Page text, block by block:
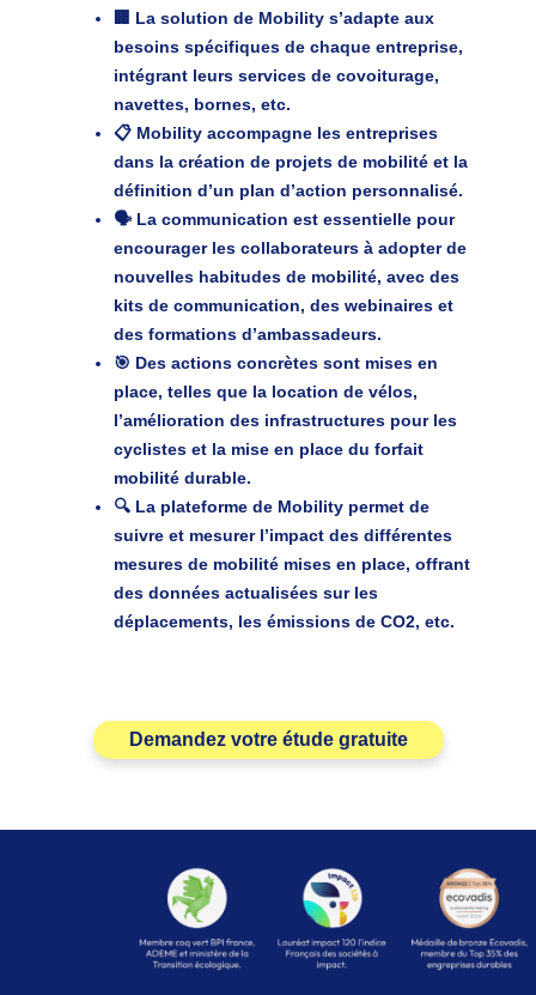
🏢 La solution de Mobility s’adapte aux
besoins spécifiques de chaque entreprise,
intégrant leurs services de covoiturage,
navettes, bornes, etc.
📋 Mobility accompagne les entreprises
dans la création de projets de mobilité et la
définition d’un plan d’action personnalisé.
🗣️ La communication est essentielle pour
encourager les collaborateurs à adopter de
nouvelles habitudes de mobilité, avec des
kits de communication, des webinaires et
des formations d’ambassadeurs.
🎯 Des actions concrètes sont mises en
place, telles que la location de vélos,
l’amélioration des infrastructures pour les
cyclistes et la mise en place du forfait
mobilité durable.
🔍 La plateforme de Mobility permet de
suivre et mesurer l’impact des différentes
mesures de mobilité mises en place, offrant
des données actualisées sur les
déplacements, les émissions de CO2, etc.
Demandez votre étude gratuite